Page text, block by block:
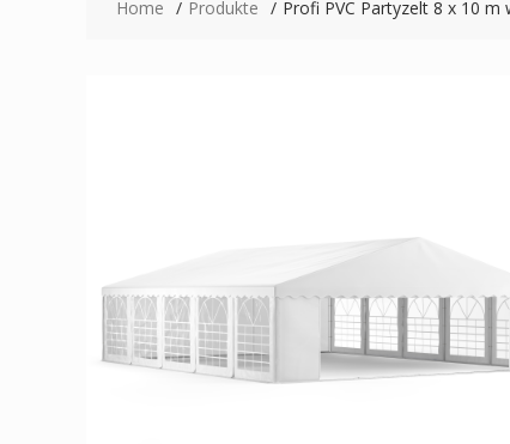
Home Produkte Profi PVC Partyzelt 8 x 10 m